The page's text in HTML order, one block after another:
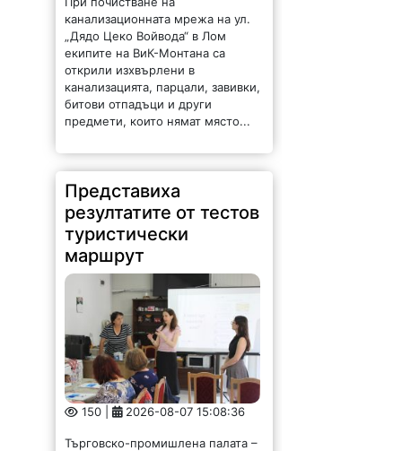
екипите на ВиК-Монтана са
открили изхвърлени в
канализацията, парцали, завивки,
битови отпадъци и други
предмети, които нямат място...
резултатите от тестов
туристически
маршрут
150 | 2026-08-07 15:08:36
Търговско-промишлена палата –
Враца проведе третите срещи на